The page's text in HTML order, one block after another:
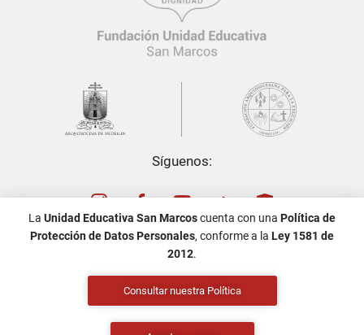
Síguenos:
Política de Tratamiento de Datos Personales
Aviso de privacidad
La Unidad Educativa San Marcoscuenta con una Política de
Protección de Datos Personales, conforme a la Ley 1581 de
2012.
Consultar nuestra Política